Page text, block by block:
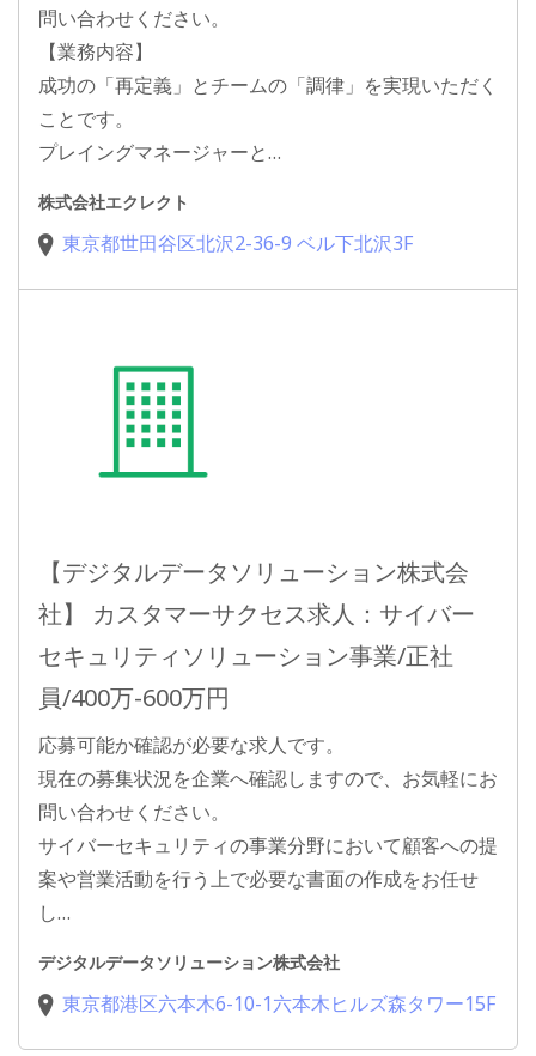
問い合わせください。
【業務内容】
成功の「再定義」とチームの「調律」を実現いただく
ことです。
プレイングマネージャーと…
株式会社エクレクト
東京都世田谷区北沢2-36-9 ベル下北沢3F
【デジタルデータソリューション株式会
社】 カスタマーサクセス求人：サイバー
セキュリティソリューション事業/正社
員/400万-600万円
応募可能か確認が必要な求人です。
現在の募集状況を企業へ確認しますので、お気軽にお
問い合わせください。
サイバーセキュリティの事業分野において顧客への提
案や営業活動を行う上で必要な書面の作成をお任せ
し…
デジタルデータソリューション株式会社
東京都港区六本木6-10-1六本木ヒルズ森タワー15F